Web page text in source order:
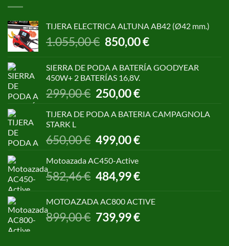
TIJERA ELECTRICA ALTUNA AB42 (Ø42 mm.)
1.055,00€ El
precio
era:
1.055,00 €.
850,00€El
es:
SIERRA DE PODA A BATERÍA GOODYEAR
450W+ 2 BATERÍAS 16,8V.
299,00€ El
precio
original
299,00 €.
250,00€El
actual
250,00 €.
TIJERA DE PODA A BATERIA CAMPAGNOLA
STARK L
650,00€
El
precio
original
650,00 €.
499,00€El
499,00 €.
Motoazada AC450-Active
582,46€
El
precio
era:
582,46 €.
484,99€El
es:
484,99 €.
MOTOAZADA AC800 ACTIVE
899,00€ El
precio
739,99€El